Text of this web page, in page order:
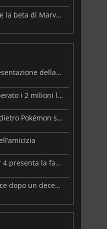
PlayStation Network in tilt durante la beta di Marvel Tōkon
MARVEL Tōkon debutta con la presentazione della roadmap per il primo anno
Resident Evil: Veronica ha già superato i 2 milioni liste dei desideri
Beast of Reincarnation: lo studio dietro Pokémon su una nuova strada
Warhammer 40.000: Dawn of War 4 presenta la fazione dei Necron
Forsaken Realms: Vahrin's Call esce dopo un decennio di sviluppo